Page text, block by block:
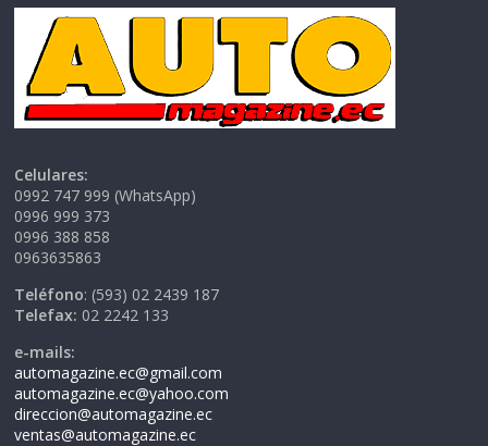
Celulares:
0992 747 999 (WhatsApp)
0996 999 373
0996 388 858
0963635863
Teléfono: (593) 02 2439 187
Telefax: 02 2242 133
e-mails:
automagazine.ec@gmail.com
automagazine.ec@yahoo.com
direccion@automagazine.ec
ventas@automagazine.ec